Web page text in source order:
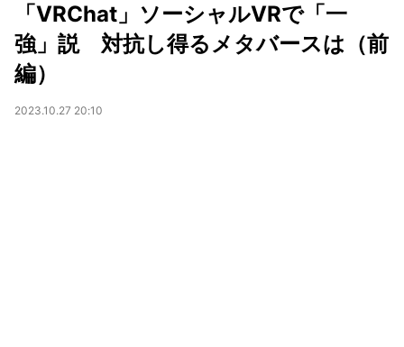
「VRChat」ソーシャルVRで「一
強」説 対抗し得るメタバースは（前
編）
2023.10.27 20:10